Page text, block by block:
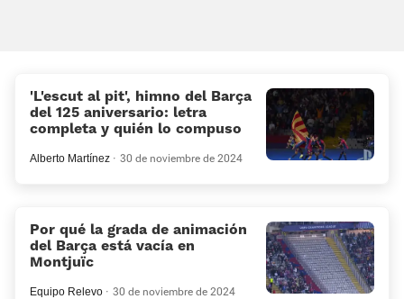
'L'escut al pit', himno del Barça
del 125 aniversario: letra
completa y quién lo compuso
Alberto Martínez 30 de noviembre de 2024
Por qué la grada de animación
del Barça está vacía en
Montjuïc
Equipo Relevo 30 de noviembre de 2024